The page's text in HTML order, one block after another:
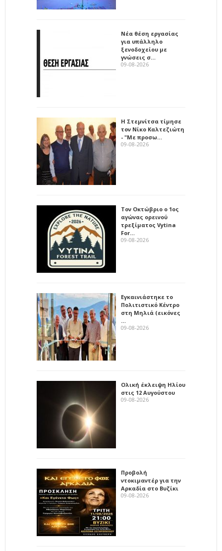
Νέα θέση εργασίας
για υπάλληλο
ξενοδοχείου με
γνώσεις σ…
09-08-2026
Η Στεμνίτσα τίμησε
τον Νίκο Καλτεζιώτη
- "Με προσω…
09-08-2026
Τον Οκτώβριο ο 1ος
αγώνας ορεινού
τρεξίματος Vytina
For…
09-08-2026
Εγκαινιάστηκε το
Πολιτιστικό Κέντρο
στη Μηλιά (εικόνες
…
09-08-2026
Ολική έκλειψη Ηλίου
στις 12 Αυγούστου
09-08-2026
Προβολή
ντοκιμαντέρ για την
Αρκαδία στο Βυζίκι
09-08-2026